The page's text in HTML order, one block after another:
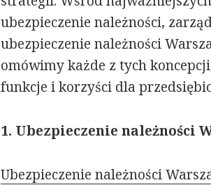
ubezpieczenie należności,
ubezpieczenie należności
omówimy każde z tych
funkcje i korzyści dla
1. Ubezpieczenie należności
Ubezpieczenie należności